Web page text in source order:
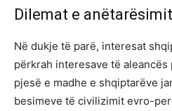
Dilemat e
Në dukje të parë, interesat
përkrah interesave të
pjesë e madhe e shqiptarëve
besimeve të civilizimit evro-